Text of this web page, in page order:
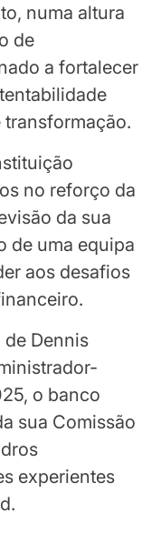
numa altura
de
a fortalecer
no reforço da
da sua
de uma equipa
aos desafios
Dennis
o banco
sua Comissão
experientes